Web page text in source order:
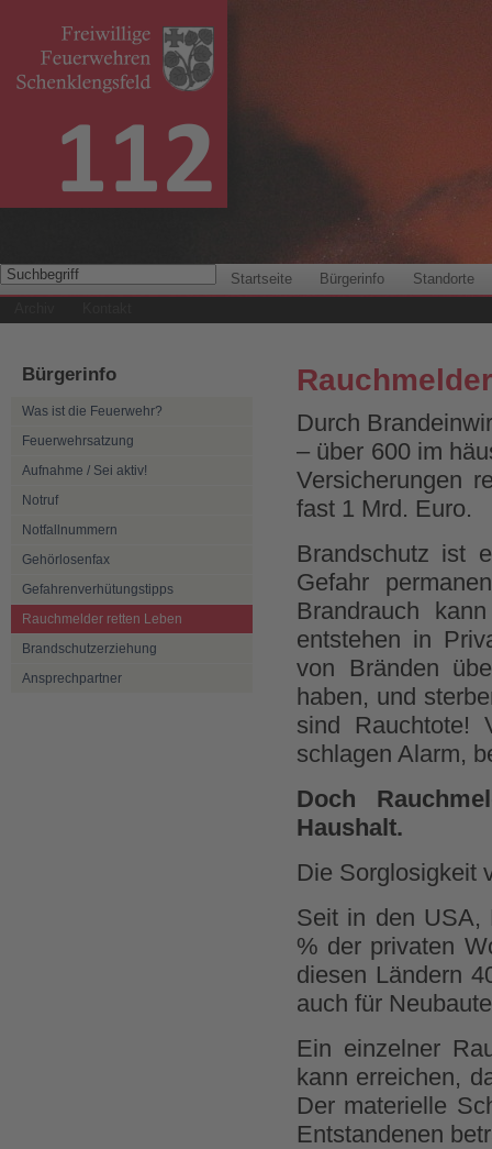
Startseite Bürgerinfo
Standorte
Bürgerinfo
Was ist die Feuerwehr?
Feuerwehrsatzung
Aufnahme / Sei aktiv!
Notruf
Notfallnummern
Gehörlosenfax
Gefahrenverhütungstipps
Rauchmelder retten Leben
Brandschutzerziehung
Ansprechpartner
Durch
– über 600 im
Ver­sicherungen
fast 1 Mrd. Euro.
Brandschutz ist
Gefahr
Brandrauch
entstehen in
von Bränden
haben, und
sind Rauchtote!
schlagen Alarm,
Doch
Haushalt.
Die Sorglosigkeit
Seit in den USA,
% der privaten
diesen Ländern
auch für
Ein einzelner
kann erreichen,
Der materielle
Entstandenen